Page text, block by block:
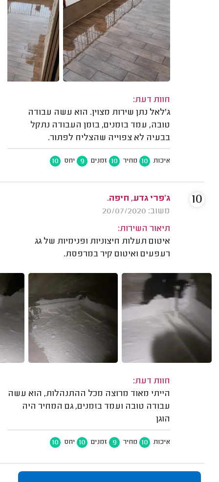
חוות דעת:
ג'לאל נתן שירות מצוין. הוא עשה עבודה
טובה, עמד בזמנים, בזמן העבודה נתקל
בבעיה לא צפוייה שהצליח לפתור.
איכות 10 מחיר 10 זמנים 9 יחס 10
ג’פרי גדע, חיפה.
משוב: 20/07/2020
תיאור השירות:
איטום תעלות חיצוניות ופנימיות של גג
רעפעים ואיטום קיר במרפסת.
חוות דעת:
הייתי מאוד מרוצה מכל ההתנהלות, הוא עשה
עבודה טובה ועמד בזמנים, גם המחיר היה
הוגן
איכות 10 מחיר 9 זמנים 10 יחס 10
10